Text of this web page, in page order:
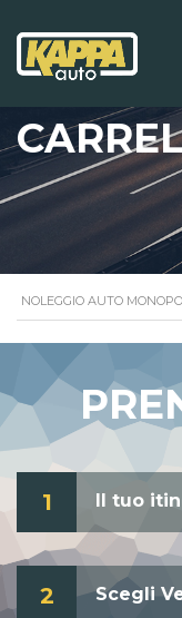
NOLEGGIO AUTO
1 Il tuo
2 Scegli